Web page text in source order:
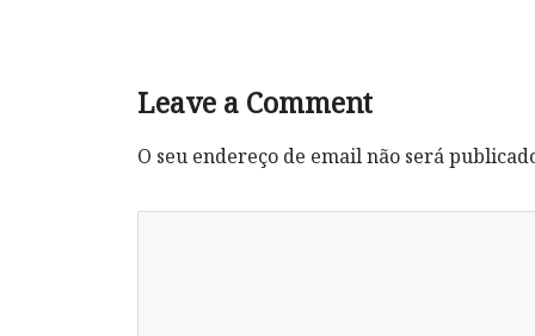
Leave a Comment
O seu endereço de email não será